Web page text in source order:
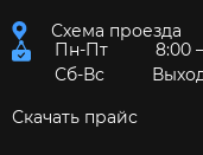
Схема проезда
Пн-Пт
8:00
Сб-Вс
Скачать прайс